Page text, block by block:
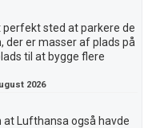
sted at parkere de
der er masser af plads på
til at bygge flere
2026
at Lufthansa også havde